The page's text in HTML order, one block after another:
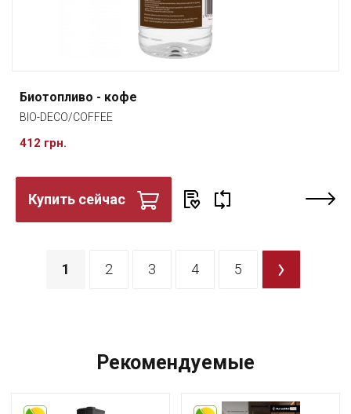
Биотопливо - кофе
BIO-DECO/COFFEE
412 грн.
Купить сейчас
1 2 3 4 5 >
Рекомендуемые